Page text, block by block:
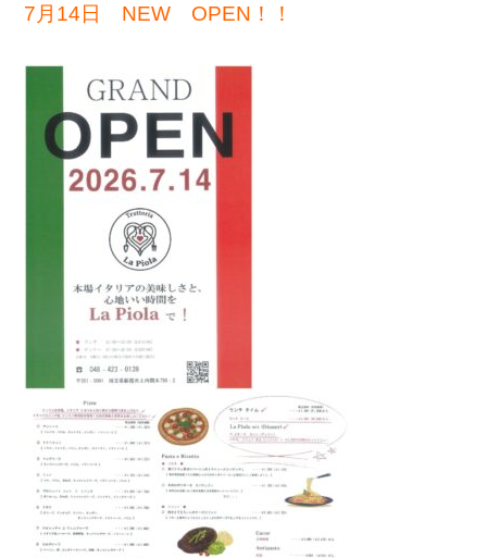
7月14日 NEW OPEN！！